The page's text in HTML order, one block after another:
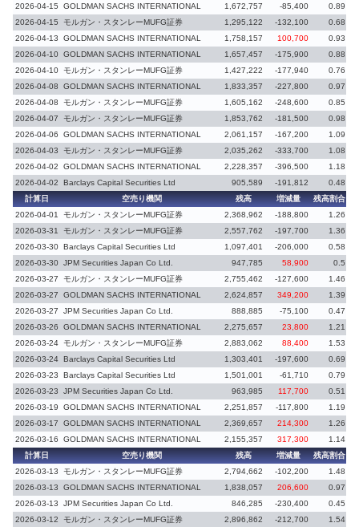
2026-04-15
GOLDMAN SACHS INTERNATIONAL 1,672,757 -85,400 0.89
2026-04-15
モルガン・スタンレーMUFG証券 1,295,122 -132,100 0.68
2026-04-13
GOLDMAN SACHS INTERNATIONAL 1,758,157 100,700 0.93
2026-04-10 GOLDMAN SACHS INTERNATIONAL 1,657,457 -175,900 0.88
2026-04-10 モルガン・スタンレーMUFG証券 1,427,222 -177,940 0.76
2026-04-08
GOLDMAN SACHS INTERNATIONAL 1,833,357 -227,800 0.97
2026-04-08
モルガン・スタンレーMUFG証券 1,605,162 -248,600 0.85
2026-04-07
モルガン・スタンレーMUFG証券 1,853,762 -181,500
0.98
2026-04-06
GOLDMAN SACHS INTERNATIONAL 2,061,157 -167,200 1.09
2026-04-03
モルガン・スタンレーMUFG証券 2,035,262 -333,700 1.08
2026-04-02
GOLDMAN SACHS INTERNATIONAL 2,228,357 -396,500 1.18
2026-04-02
Barclays Capital Securities Ltd 905,589 -191,812
0.48
計算日
空売り機関 残高 増減量 残高割合
2026-04-01
モルガン・スタンレーMUFG証券 2,368,962 -188,800
1.26
2026-03-31
モルガン・スタンレーMUFG証券 2,557,762 -197,700
1.36
2026-03-30 Barclays Capital Securities Ltd 1,097,401 -206,000 0.58
2026-03-30 JPM Securities Japan Co Ltd. 947,785 58,900 0.5
2026-03-27
モルガン・スタンレーMUFG証券 2,755,462 -127,600 1.46
2026-03-27
GOLDMAN SACHS INTERNATIONAL 2,624,857 349,200 1.39
2026-03-27
JPM Securities Japan Co Ltd. 888,885 -75,100 0.47
2026-03-26
GOLDMAN SACHS INTERNATIONAL 2,275,657 23,800 1.21
2026-03-24 モルガン・スタンレーMUFG証券 2,883,062 88,400 1.53
2026-03-24 Barclays Capital Securities Ltd 1,303,401 -197,600
0.69
2026-03-23
Barclays Capital Securities Ltd 1,501,001 -61,710 0.79
2026-03-23
JPM Securities Japan Co Ltd. 963,985 117,700 0.51
2026-03-19
GOLDMAN SACHS INTERNATIONAL 2,251,857 -117,800 1.19
2026-03-17
GOLDMAN SACHS INTERNATIONAL 2,369,657 214,300 1.26
2026-03-16
GOLDMAN SACHS INTERNATIONAL 2,155,357 317,300 1.14
計算日
空売り機関 残高 増減量 残高割合
2026-03-13
モルガン・スタンレーMUFG証券 2,794,662 -102,200 1.48
2026-03-13
GOLDMAN SACHS INTERNATIONAL 1,838,057 206,600 0.97
2026-03-13
JPM Securities Japan Co Ltd. 846,285 -230,400 0.45
2026-03-12
モルガン・スタンレーMUFG証券 2,896,862 -212,700 1.54